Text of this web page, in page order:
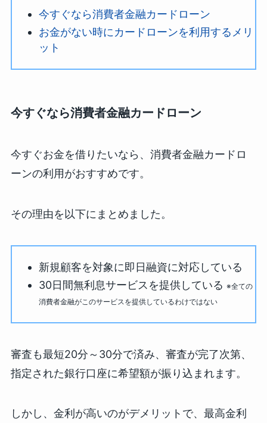
今すぐなら消費者金融カードローン
お金がない時にカードローンを利用するメリ
ット
今すぐなら消費者金融カードローン
今すぐお金を借りたいなら、消費者金融カードロ
ーンの利用がおすすめです。
その理由を以下にまとめました。
新規顧客を対象に即日融資に対応している
30日間無利息サービスを提供している ※全ての
消費者金融がこのサービスを提供しているわけではない
審査も最短20分～30分で済み、審査が完了次第、
指定された銀行口座に希望額が振り込まれます。
しかし、金利が高いのがデメリットで、最高金利